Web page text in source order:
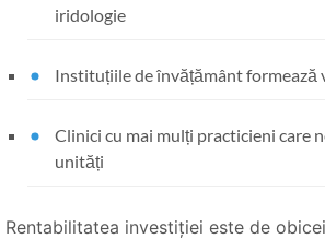
iridologie
Instituțiile de învățământ
Clinici cu mai mulți practicieni care
unități
Rentabilitatea investiției este de